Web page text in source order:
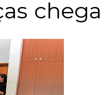
chega